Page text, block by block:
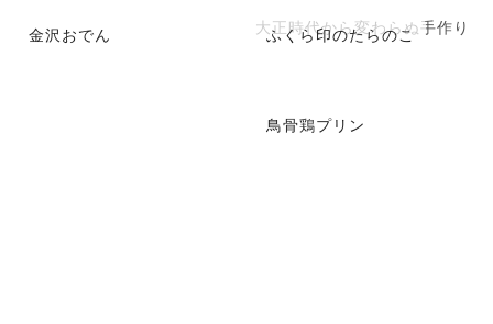
金沢おでん ふくら印のたらのこ
大正時代から変わらぬ手作り
鳥骨鶏プリン